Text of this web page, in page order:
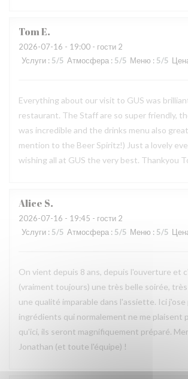
TomE
2026-07-16 - 19:00 - гости 2
Услуги : 5/5 Атмосфера : 5/5 Меню : 5/5
Everything about our visit to GUS was
restaurant. The Staff are so super friendly,
was incredible and the drinks menu also
mention to the Beer Spiritz!) Just a lovely
wishing all at GUS the very best. Thankyou
Alice S
2026-07-16 - 19:45 - гости 2
Услуги : 5/5 Атмосфера : 5/5 Меню : 5/5
On vient depuis 8 ans, depuis l'ouverture et
(vraiment toujours) une très belle soirée,
une qualité imparable dans l'assiette. Ici
ingrédients qui normalement ne me plaisent
qu'ici, ils seront magnifiquement préparé.
Jonathan (et toute l'équipe) !